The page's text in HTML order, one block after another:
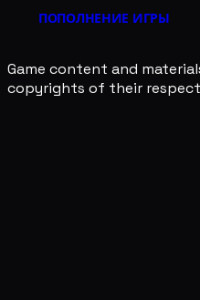
ПОПОЛНЕНИЕ ИГРЫ
Game content and
copyrights of their